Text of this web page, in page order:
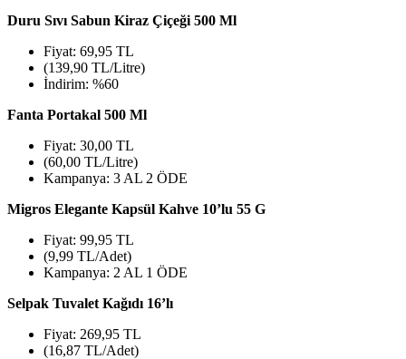
Duru Sıvı Sabun Kiraz Çiçeği 500 Ml
Fiyat: 69,95 TL
(139,90 TL/Litre)
İndirim: %60
Fanta Portakal 500 Ml
Fiyat: 30,00 TL
(60,00 TL/Litre)
Kampanya: 3 AL 2 ÖDE
Migros Elegante Kapsül Kahve 10’lu 55 G
Fiyat: 99,95 TL
(9,99 TL/Adet)
Kampanya: 2 AL 1 ÖDE
Selpak Tuvalet Kağıdı 16’lı
Fiyat: 269,95 TL
(16,87 TL/Adet)